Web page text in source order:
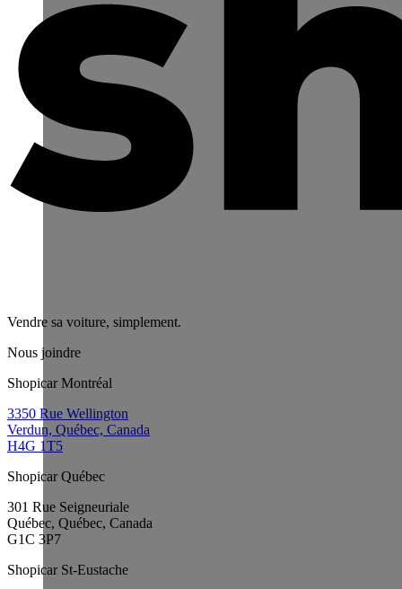
Vendre sa voiture, simplement.
Nous joindre
Shopicar Montréal
3350 Rue Wellington
Verdun, Québec, Canada
H4G 1T5
Shopicar Québec
301 Rue Seigneuriale
Québec, Québec, Canada
G1C 3P7
Shopicar St-Eustache